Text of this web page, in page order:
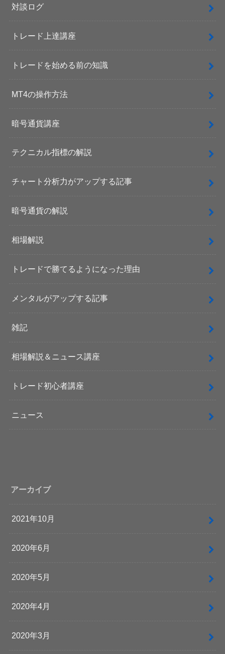
対談ログ
トレード上達講座
トレードを始める前の知識
MT4の操作方法
暗号通貨講座
テクニカル指標の解説
チャート分析力がアップする記事
暗号通貨の解説
相場解説
トレードで勝てるようになった理由
メンタルがアップする記事
雑記
相場解説＆ニュース講座
トレード初心者講座
ニュース
アーカイブ
2021年10月
2020年6月
2020年5月
2020年4月
2020年3月